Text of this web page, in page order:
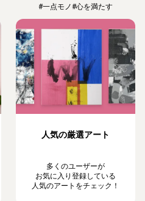
#一点モノ#心を満たす
人気の厳選アート
多くのユーザーが
お気に入り登録している
人気のアートをチェック！